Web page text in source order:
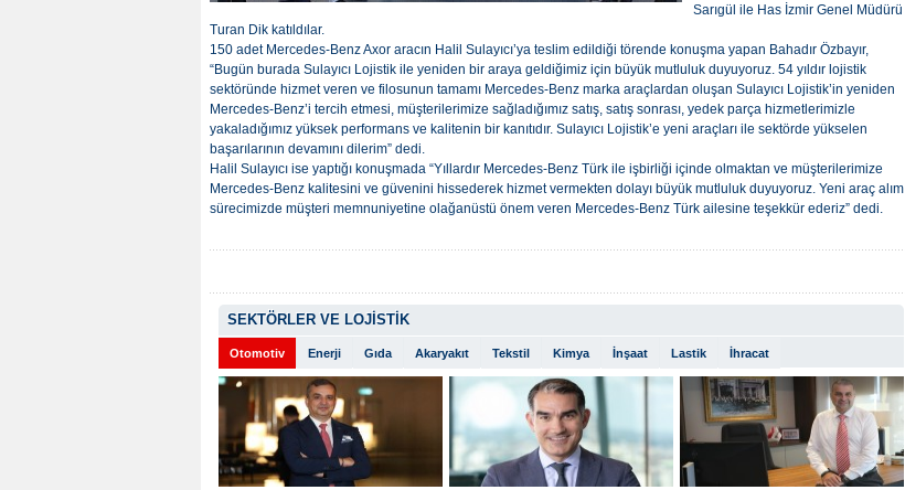
Sarıgül ile Has İzmir Genel Müdürü
Turan Dik katıldılar.
150 adet Mercedes-Benz Axor aracın Halil Sulayıcı’ya teslim edildiği törende konuşma yapan Bahadır Özbayır,
“Bugün burada Sulayıcı Lojistik ile yeniden bir araya geldiğimiz için büyük mutluluk duyuyoruz. 54 yıldır lojistik
sektöründe hizmet veren ve filosunun tamamı Mercedes-Benz marka araçlardan oluşan Sulayıcı Lojistik’in yeniden
Mercedes-Benz’i tercih etmesi, müşterilerimize sağladığımız satış, satış sonrası, yedek parça hizmetlerimizle
yakaladığımız yüksek performans ve kalitenin bir kanıtıdır. Sulayıcı Lojistik’e yeni araçları ile sektörde yükselen
başarılarının devamını dilerim” dedi.
Halil Sulayıcı ise yaptığı konuşmada “Yıllardır Mercedes-Benz Türk ile işbirliği içinde olmaktan ve müşterilerimize
Mercedes-Benz kalitesini ve güvenini hissederek hizmet vermekten dolayı büyük mutluluk duyuyoruz. Yeni araç alım
sürecimizde müşteri memnuniyetine olağanüstü önem veren Mercedes-Benz Türk ailesine teşekkür ederiz” dedi.
SEKTÖRLER VE LOJİSTİK
Otomotiv Enerji Gıda Akaryakıt Tekstil Kimya İnşaat Lastik İhracat